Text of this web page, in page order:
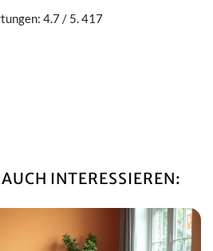
4.7 / 5. 417
INTERESSIEREN: